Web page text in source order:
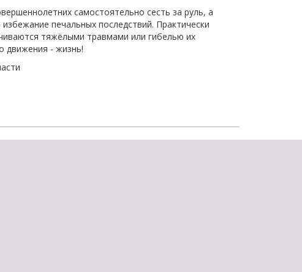
самостоятельно сесть за руль, а
печальных последствий. Практически
тяжёлыми травмами или гибелью их
движения - жизнь!